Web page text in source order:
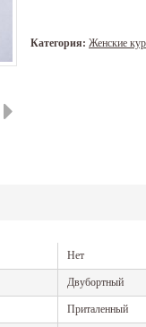
Категория: Женские
Нет
Двубортный
Приталенный